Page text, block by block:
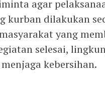
agar
kurban dilakukan
yang
selesai,
kebersihan.